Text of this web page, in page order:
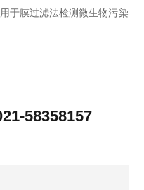
于膜过滤法检测微生物污染
58358157